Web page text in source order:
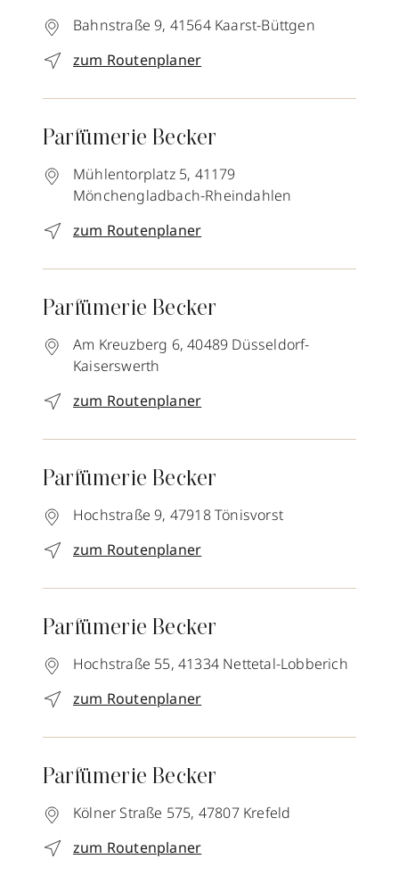
Bahnstraße 9, 41564 Kaarst-Büttgen
zum Routenplaner
Parfümerie Becker
Mühlentorplatz 5, 41179
Mönchengladbach-Rheindahlen
zum Routenplaner
Parfümerie Becker
Am Kreuzberg 6, 40489 Düsseldorf-
Kaiserswerth
zum Routenplaner
Parfümerie Becker
Hochstraße 9, 47918Tönisvorst
zum Routenplaner
Parfümerie Becker
Hochstraße 55, 41334 Nettetal-Lobberich
zum Routenplaner
Parfümerie Becker
Kölner Straße 575, 47807 Krefeld
zum Routenplaner